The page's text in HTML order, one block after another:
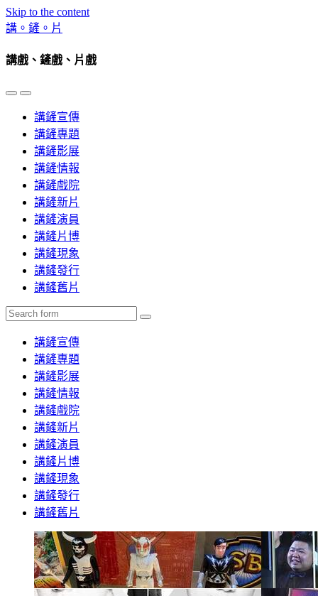
Skip to the content
講。鏟。片
講戲、鏟戲、片戲
Toggle
mobile
Toggle
search
field
講鏟宣傳
講鏟專題
講鏟影展
講鏟情報
講鏟戲院
講鏟新片
講鏟演員
講鏟片博
講鏟現象
講鏟發行
講鏟舊片
Search
講鏟宣傳
講鏟專題
講鏟影展
講鏟情報
講鏟戲院
講鏟新片
講鏟演員
講鏟片博
講鏟現象
講鏟發行
講鏟舊片